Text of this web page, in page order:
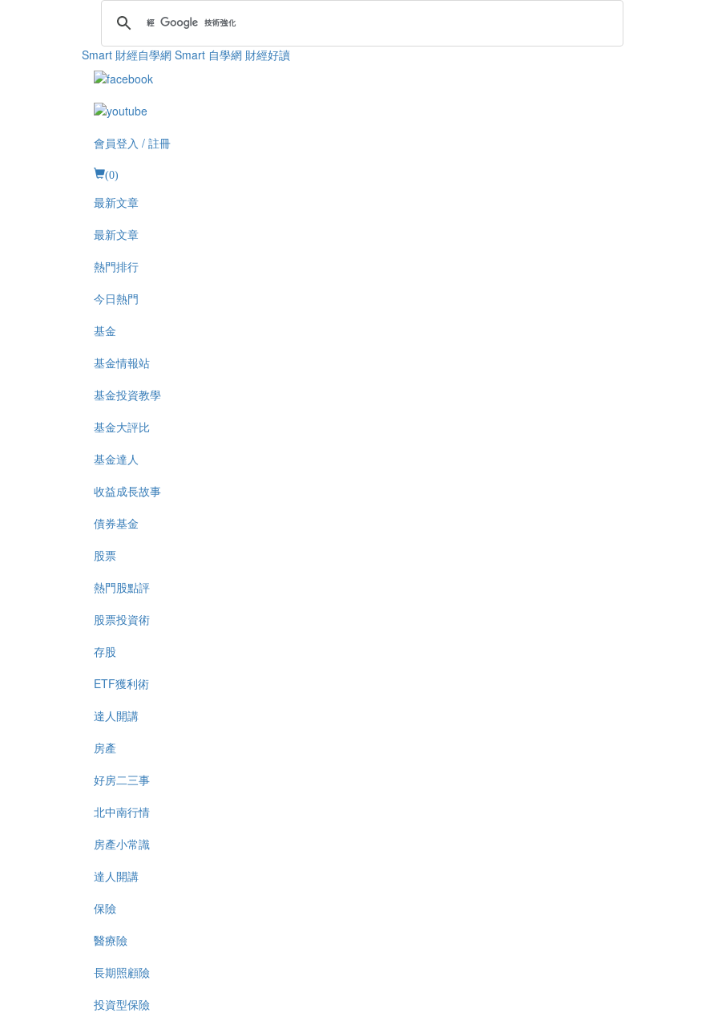
Smart 財經自學網 Smart 自學網 財經好讀
會員登入 / 註冊
(0)
最新文章
最新文章
熱門排行
今日熱門
基金
基金情報站
基金投資教學
基金大評比
基金達人
收益成長故事
債券基金
股票
熱門股點評
股票投資術
存股
ETF獲利術
達人開講
房產
好房二三事
北中南行情
房產小常識
達人開講
保險
醫療險
長期照顧險
投資型保險